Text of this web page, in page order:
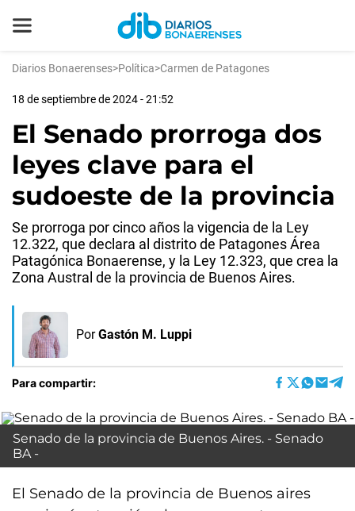
Diarios Bonaerenses>Política>Carmen de Patagones
18 de septiembre de 2024 - 21:52
El Senado prorroga dos
leyes clave para el
sudoeste de la provincia
Se prorroga por cinco años la vigencia de la Ley
12.322, que declara al distrito de Patagones Área
Patagónica Bonaerense, y la Ley 12.323, que crea la
Zona Austral de la provincia de Buenos Aires.
Por Gastón M. Luppi
Para compartir:
Senado de la provincia de Buenos Aires. - Senado
BA -
El Senado de la provincia de Buenos aires